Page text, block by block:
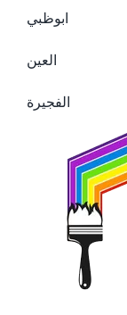
ابوظبي
العين
الفجيرة